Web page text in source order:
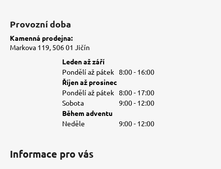
Provozní doba
Kamenná prodejna:
Markova 119, 506 01 Jičín
Leden až září
Pondělí až pátek 8:00 - 16:00
Říjen až prosinec
Pondělí až pátek 8:00 - 17:00
Sobota
9:00 - 12:00
Během adventu
Neděle
9:00 - 12:00
Informace pro vás